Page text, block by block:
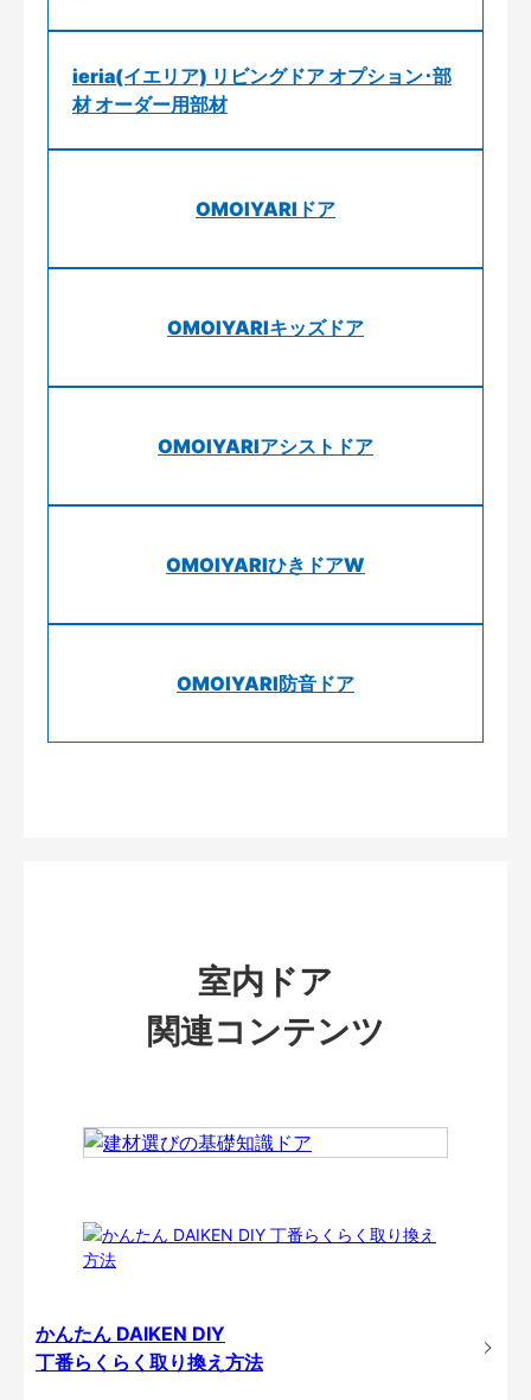
ieria(イエリア) リビングドア オプション･部
材 オーダー用部材
OMOIYARIドア
OMOIYARIキッズドア
OMOIYARIアシストドア
OMOIYARIひきドアW
OMOIYARI防音ドア
室内ドア
関連コンテンツ
かんたん DAIKEN DIY
丁番らくらく取り換え方法